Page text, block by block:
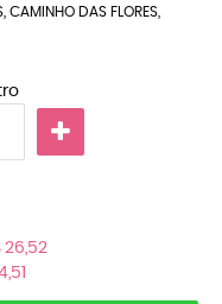
CAMINHO DAS FLORES
26,52